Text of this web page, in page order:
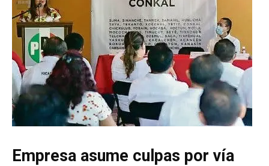
Empresa asume culpas por vía